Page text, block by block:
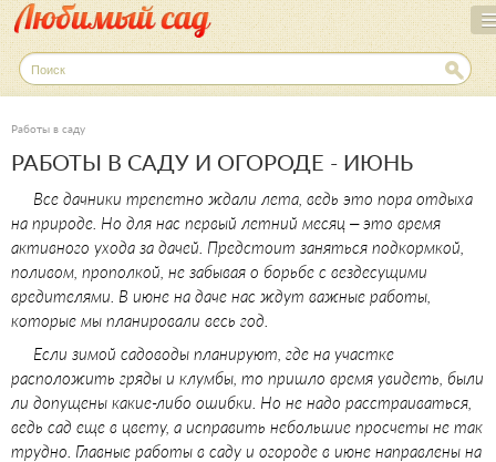
Перейти
к
содержанию
П
о
и
к
Работы в саду
РАБОТЫ В САДУ И ОГОРОДЕ - ИЮНЬ
Все дачники трепетно ждали лета, ведь это пора отдыха
на природе. Но для нас первый летний месяц – это время
активного ухода за дачей. Предстоит заняться подкормкой,
поливом, прополкой, не забывая о борьбе с вездесущими
вредителями. В июне на даче нас ждут важные работы,
которые мы планировали весь год.
Если зимой садоводы планируют, где на участке
расположить гряды и клумбы, то пришло время увидеть, были
ли допущены какие-либо ошибки. Но не надо расстраиваться,
ведь сад еще в цвету, а исправить небольшие просчеты не так
трудно. Главные работы в саду и огороде в июне направлены на